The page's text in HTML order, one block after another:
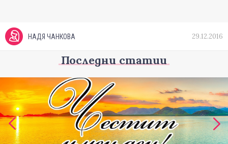
НАДЯ ЧАНКОВА 29.12.2016
Последни статии